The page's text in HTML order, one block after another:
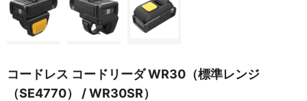
コードレス コードリーダ WR30（標準レンジ
（SE4770） / WR30SR）